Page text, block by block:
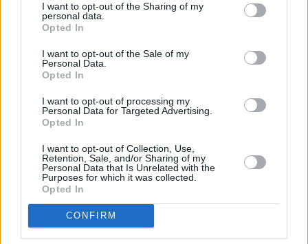
I want to opt-out of the Sharing of my
personal data.
Opted In
I want to opt-out of the Sale of my
Personal Data.
Opted In
I want to opt-out of processing my
Personal Data for Targeted Advertising.
Opted In
I want to opt-out of Collection, Use,
Retention, Sale, and/or Sharing of my
Personal Data that Is Unrelated with the
Purposes for which it was collected.
Opted In
CONFIRM
Πριν 7 ημέρες
Τρίτος στη σφαιροβολία στη διεθνή συνάντηση
Ελλάδας–Κύπρου Κ18 ο Δημήτρης Τέλλιος